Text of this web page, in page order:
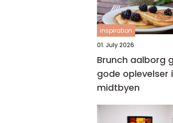
inspiration
01. July 2026
Brunch aalborg guide til
gode oplevelser i
midtbyen